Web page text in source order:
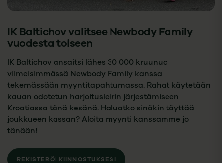
IK Baltichov valitsee Newbody Family
vuodesta toiseen
IK Baltichov ansaitsi lähes 30 000 kruunua
viimeisimmässä Newbody Family kanssa
tekemässään myyntitapahtumassa. Rahat käytetään
kauan odotetun harjoitusleirin järjestämiseen
Kroatiassa tänä kesänä. Haluatko sinäkin täyttää
joukkueen kassan? Aloita myynti kanssamme jo
tänään!
REKISTERÖI KIINNOSTUKSESI